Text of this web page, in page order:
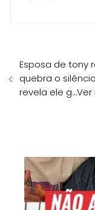
Esposa de tony
quebra o
revela ele g…Ver